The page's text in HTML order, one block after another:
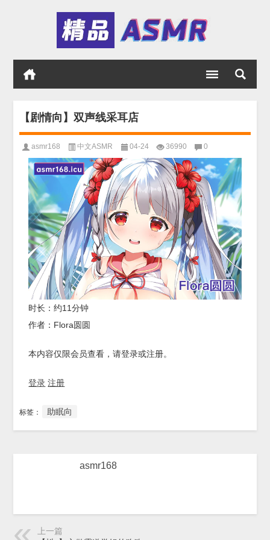
【剧情向】双声线采耳店
asmr168 中文ASMR 04-24 36990 0
时长：约11分钟
作者：Flora圆圆
本内容仅限会员查看，请登录或注册。
登录 注册
标签： 助眠向
asmr168
上一篇